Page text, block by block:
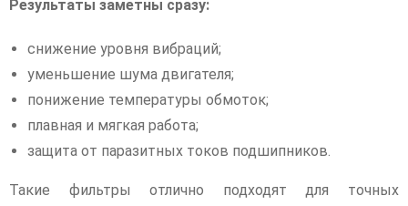
Результаты заметны сразу:
снижение уровня вибраций;
уменьшение шума двигателя;
понижение температуры обмоток;
плавная и мягкая работа;
защита от паразитных токов подшипников.
Такие фильтры отлично подходят для точных